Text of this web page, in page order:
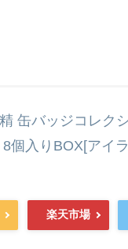
缶バッジコレク
個入りBOX[アイ
楽天市場